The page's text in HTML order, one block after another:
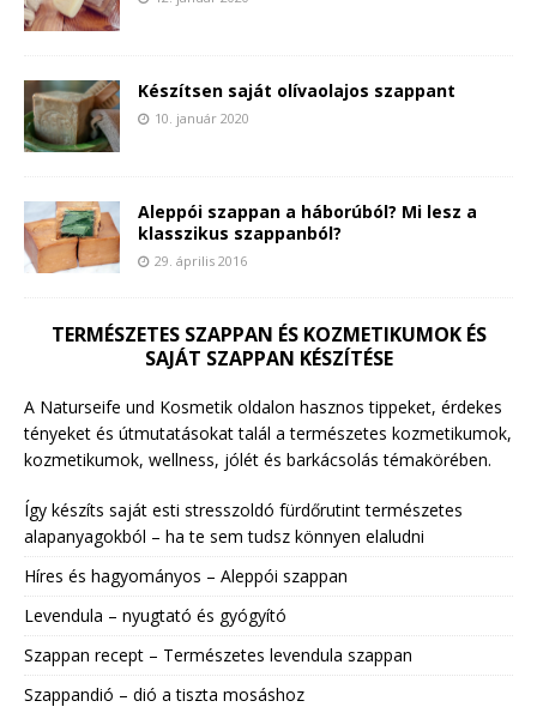
Készítsen saját olívaolajos szappant
10. január 2020
Aleppói szappan a háborúból? Mi lesz a
klasszikus szappanból?
29. április 2016
TERMÉSZETES SZAPPAN ÉS KOZMETIKUMOK ÉS
SAJÁT SZAPPAN KÉSZÍTÉSE
A Naturseife und Kosmetik oldalon hasznos tippeket, érdekes
tényeket és útmutatásokat talál a természetes kozmetikumok,
kozmetikumok, wellness, jólét és barkácsolás témakörében.
Így készíts saját esti stresszoldó fürdőrutint természetes
alapanyagokból – ha te sem tudsz könnyen elaludni
Híres és hagyományos – Aleppói szappan
Levendula – nyugtató és gyógyító
Szappan recept – Természetes levendula szappan
Szappandió – dió a tiszta mosáshoz